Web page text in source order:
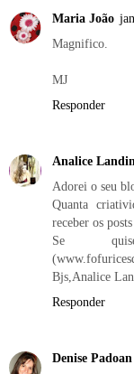
Maria João
Magnifico.
MJ
Responder
Analice
Adorei o seu
Quanta
receber os
Se
Bjs,Analice
Responder
Denise Padoan